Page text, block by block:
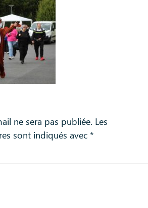
ne sera pas publiée. Les
sont indiqués avec *